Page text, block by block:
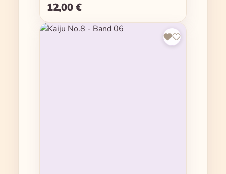
Regulärer Preis:
12,00 €